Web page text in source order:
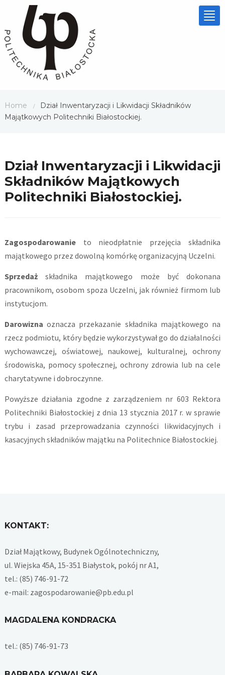
Home /
Dział Inwentaryzacji i Likwidacji Składników
Majątkowych Politechniki Białostockiej.
Dział Inwentaryzacji i Likwidacji
Składników Majątkowych
Politechniki Białostockiej.
Zagospodarowanieto nieodpłatnie przejęcia składnika
majątkowego przez dowolną komórkę organizacyjną Uczelni.
Sprzedażskładnika majątkowego może być dokonana
pracownikom, osobom spoza Uczelni, jak również firmom lub
instytucjom.
Darowizna oznacza przekazanie składnika majątkowego na
rzecz podmiotu, który będzie wykorzystywał go do działalności
wychowawczej, oświatowej, naukowej, kulturalnej, ochrony
środowiska, pomocy społecznej, ochrony zdrowia lub na cele
charytatywne i dobroczynne.
Powyższe działania zgodne z zarządzeniem nr 603 Rektora
Politechniki Białostockiej z dnia 13 stycznia 2017 r. w sprawie
trybu i zasad przeprowadzania czynności likwidacyjnych i
kasacyjnych składników majątku na Politechnice Białostockiej.
KONTAKT:
Dział Majątkowy, Budynek Ogólnotechniczny,
ul. Wiejska 45A, 15-351 Białystok, pokój nr A1,
tel.: (85) 746-91-72
e-mail: zagospodarowanie@pb.edu.pl
MAGDALENA KONDRACKA
tel.: (85) 746-91-73